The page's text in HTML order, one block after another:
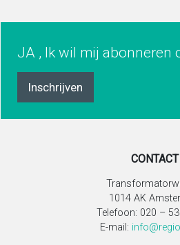
JA , Ik wil mij abonneren
Inschrijven
CONTACT
1014 AK
Telefoon: 020 –
E-mail: